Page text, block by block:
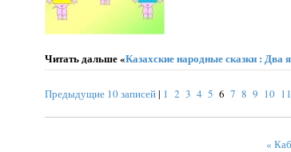
Читать дальше «Казахские народные сказки : Два
Предыдущие 10 записей| 1 2 3 4 5 6 7 8 9 10 11
«